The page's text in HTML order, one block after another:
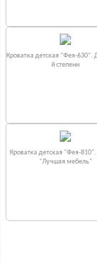
Кроватка детская "Фея-630".
й степени
Кроватка детская "Фея-
"Лучшая мебель"